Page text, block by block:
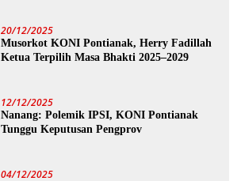
20/12/2025
Musorkot KONI Pontianak, Herry Fadillah
Ketua Terpilih Masa Bhakti 2025–2029
12/12/2025
Nanang: Polemik IPSI, KONI Pontianak
Tunggu Keputusan Pengprov
04/12/2025